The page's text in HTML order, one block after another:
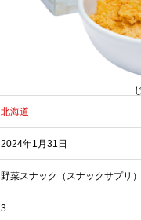
北海道
2024年1月31日
野菜スナック（スナックサプリ）
3